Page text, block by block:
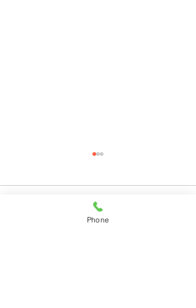
Phone